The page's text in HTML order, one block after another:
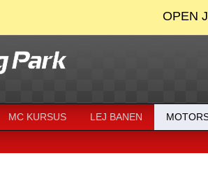
OPEN
MC KURSUS LEJ BANEN